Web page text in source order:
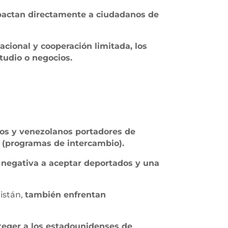
directamente a ciudadanos de
y cooperación limitada, los
o negocios.
y venezolanos portadores de
(programas de intercambio).
negativa a aceptar deportados y una
también enfrentan